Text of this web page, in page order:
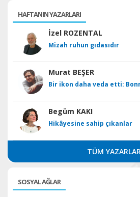
HAFTANIN YAZARLARI
İzel ROZENTAL
Mizah ruhun gıdasıdır
Murat BEŞER
Bir ikon daha veda etti:
Begüm KAKI
Hikâyesine sahip çıkanlar
TÜM
SOSYAL AĞLAR